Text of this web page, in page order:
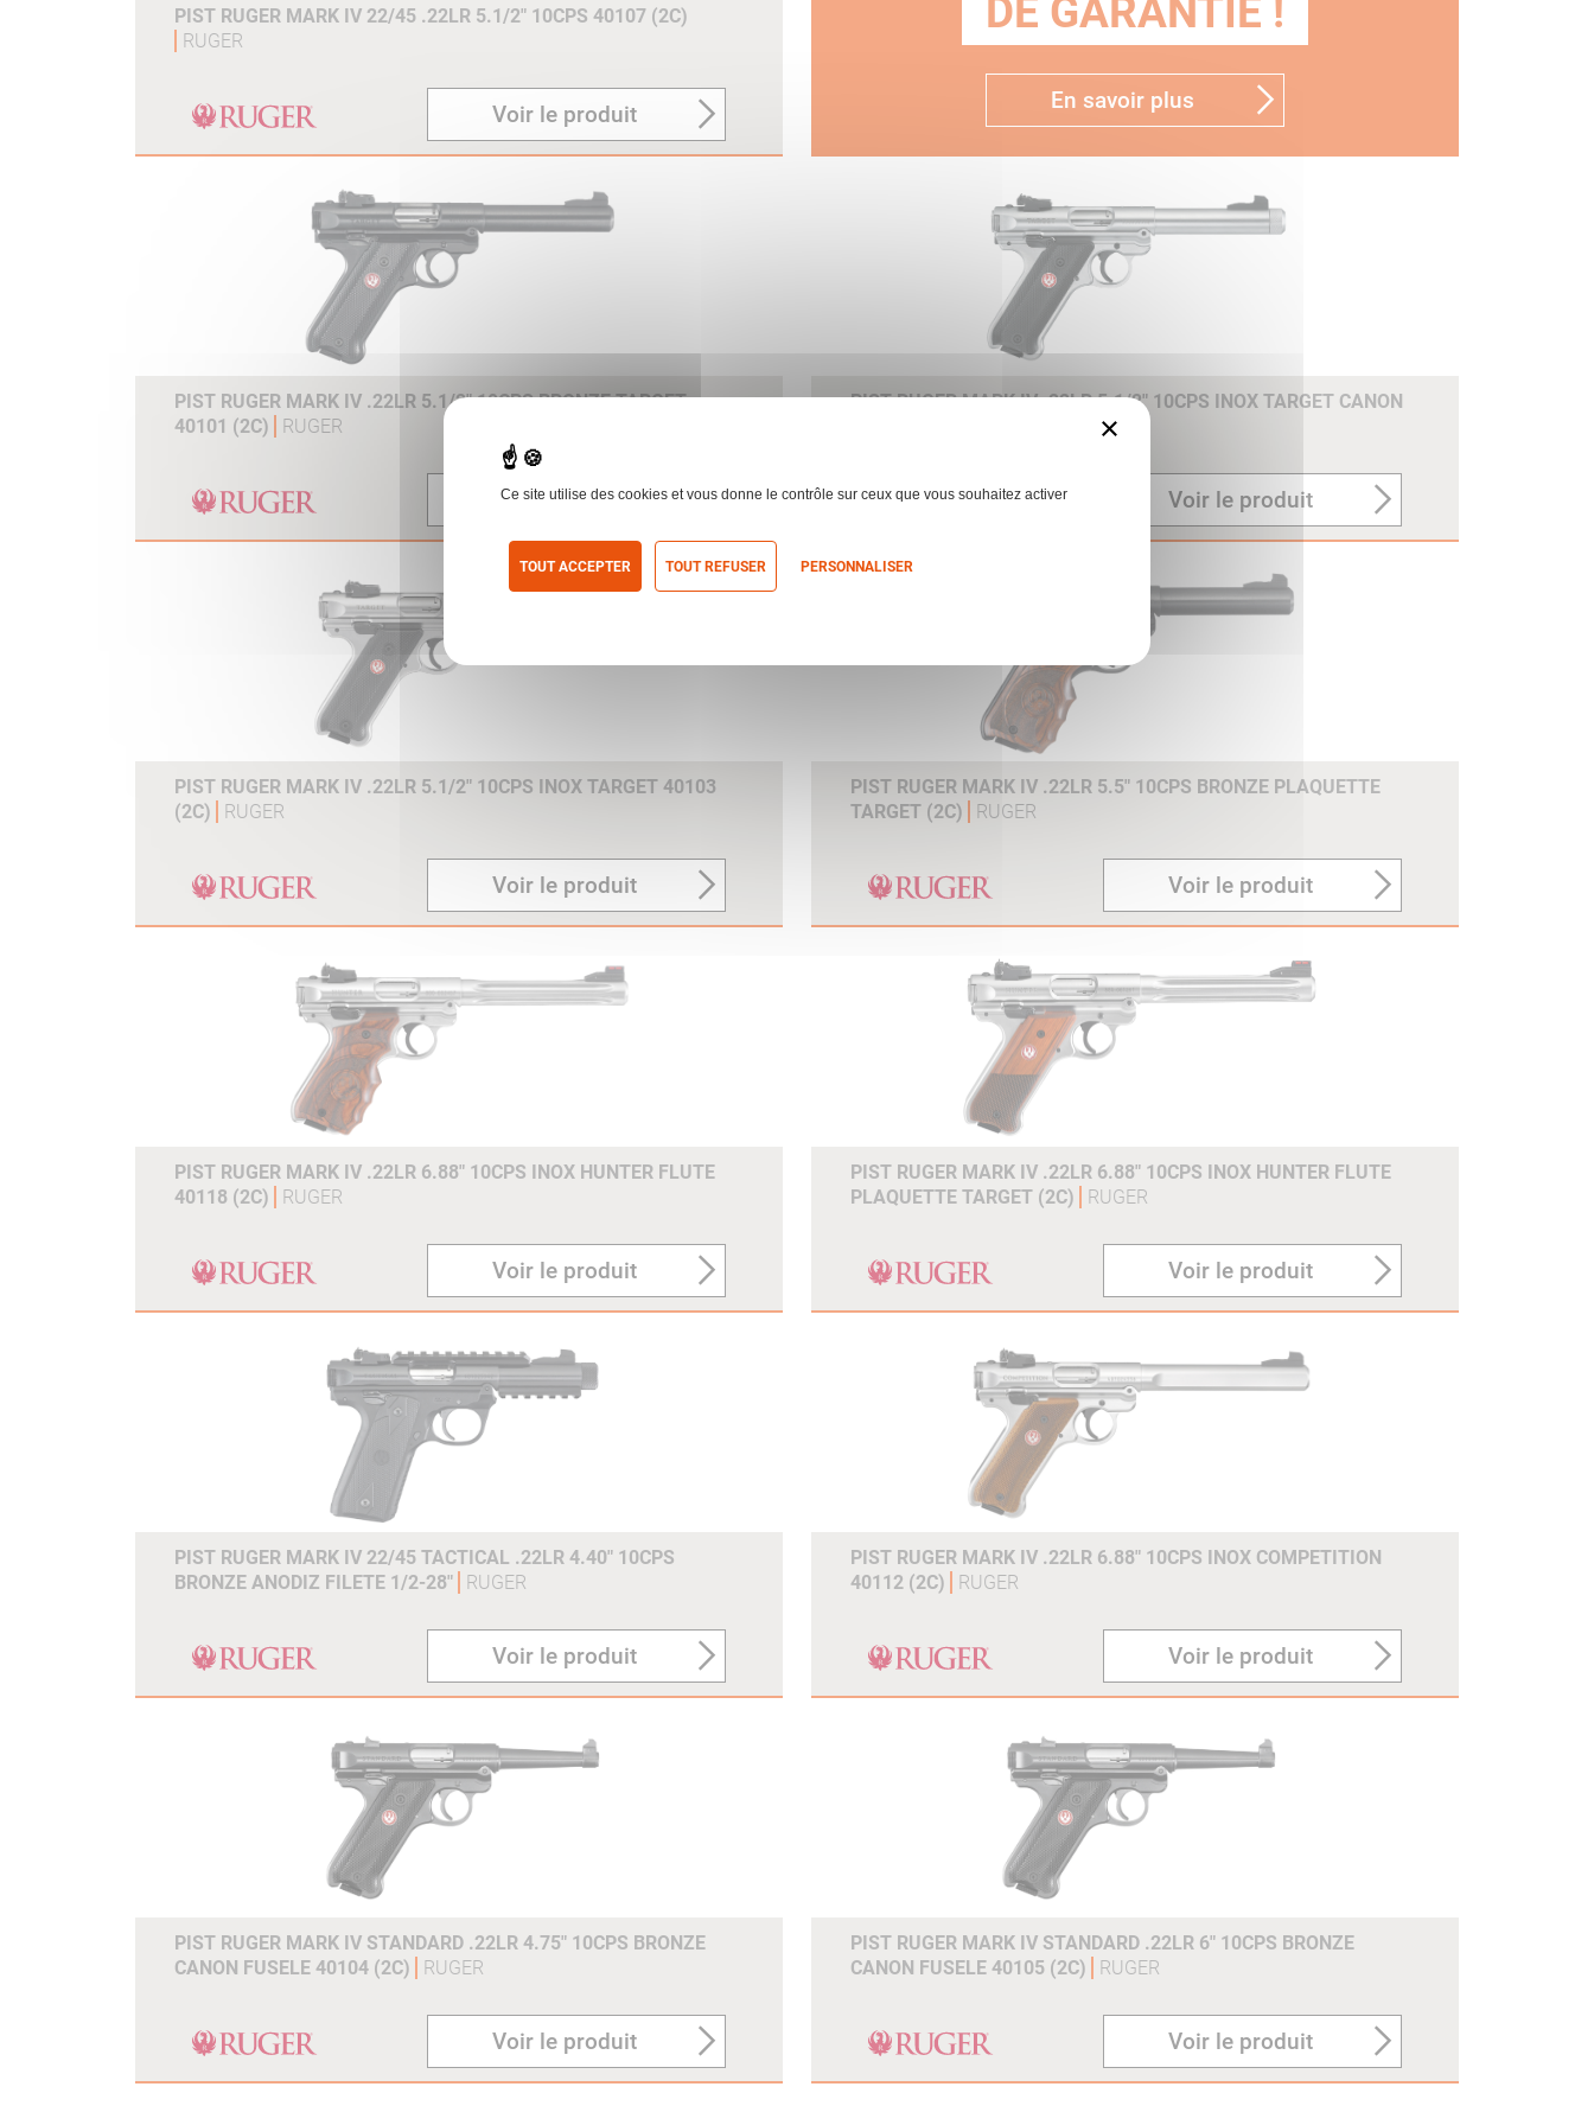
PIST RUGER MARK IV 22/45 .22LR 5.1/2" 10CPS 40107 (2C)
RUGER
Voir le produit
DE GARANTIE !
En savoir plus
PIST RUGER MARK IV .22LR 5.1/2" 10CPS BRONZE TARGET
40101 (2C)
RUGER
Voir le produit
PIST RUGER MARK IV .22LR 5.1/2" 10CPS INOX TARGET CANON
RUGER
Voir le produit
PIST RUGER MARK IV .22LR 5.1/2" 10CPS INOX TARGET 40103
(2C)
RUGER
Voir le produit
PIST RUGER MARK IV .22LR 5.5" 10CPS BRONZE PLAQUETTE
TARGET (2C)
RUGER
Voir le produit
PIST RUGER MARK IV .22LR 6.88" 10CPS INOX HUNTER FLUTE
40118 (2C)
RUGER
Voir le produit
PIST RUGER MARK IV .22LR 6.88" 10CPS INOX HUNTER FLUTE
PLAQUETTE TARGET (2C)
RUGER
Voir le produit
PIST RUGER MARK IV 22/45 TACTICAL .22LR 4.40" 10CPS
BRONZE ANODIZ FILETE 1/2-28"
RUGER
Voir le produit
PIST RUGER MARK IV .22LR 6.88" 10CPS INOX COMPETITION
40112 (2C)
RUGER
Voir le produit
PIST RUGER MARK IV STANDARD .22LR 4.75" 10CPS BRONZE
CANON FUSELE 40104 (2C)
RUGER
Voir le produit
PIST RUGER MARK IV STANDARD .22LR 6" 10CPS BRONZE
CANON FUSELE 40105 (2C)
RUGER
Voir le produit
×
Ce site utilise des cookies et vous donne le contrôle sur ceux que vous souhaitez activer
TOUT ACCEPTER TOUT REFUSER PERSONNALISER